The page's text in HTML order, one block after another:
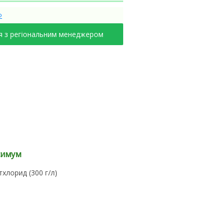
з регіональним менеджером
(300 г/л)